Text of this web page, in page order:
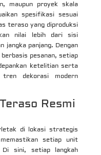
maupun proyek skala
spesifikasi sesuai
teraso yang diproduksi
nilai lebih dari sisi
jangka panjang. Dengan
pesanan, setiap
ketelitian serta
dekorasi modern
Resmi
di lokasi strategis
setiap unit
sini, setiap langkah